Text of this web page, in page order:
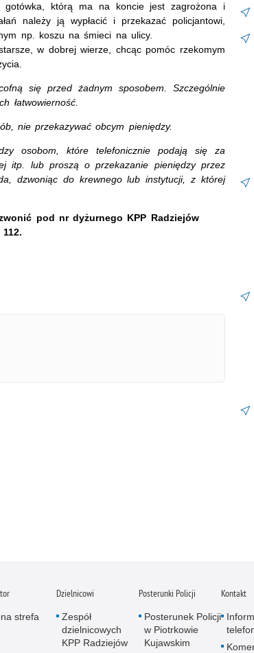
gotówka, którą ma na koncie jest zagrożona i
należy ją wypłacić i przekazać policjantowi,
np. koszu na śmieci na ulicy.
w dobrej wierze, chcąc pomóc rzekomym
się przed żadnym sposobem. Szczególnie
łatwowierność.
nie przekazywać obcym pieniędzy.
osobom, które telefonicznie podają się za
itp. lub proszą o przekazanie pieniędzy przez
dzwoniąc do krewnego lub instytucji, z której
pod nr dyżurnego KPP Radziejów
strefa
Dzielnicowi
Zespół
dzielnicowych
KPP Radziejów
Posterunki Policji
Posterunek Policji
w Piotrkowie
Kujawskim
Kontakt